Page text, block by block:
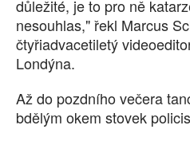
důležité, je to pro ně
nesouhlas," řekl Marcus
čtyřiadvacetiletý
Londýna.
Až do pozdního večera
bdělým okem stovek